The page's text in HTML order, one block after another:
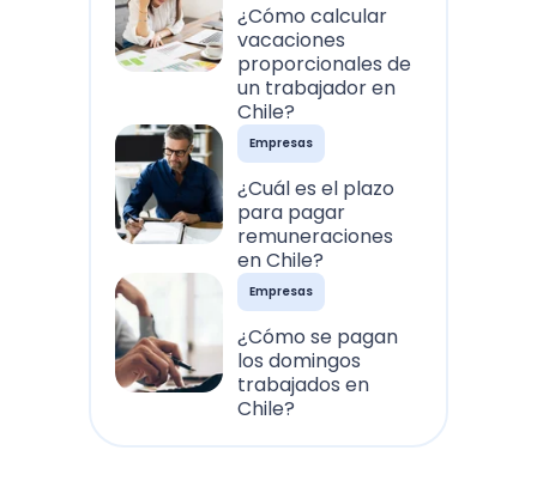
¿Cómo calcular
vacaciones
proporcionales de
un trabajador en
Chile?
Empresas
¿Cuál es el plazo
para pagar
remuneraciones
en Chile?
Empresas
¿Cómo se pagan
los domingos
trabajados en
Chile?